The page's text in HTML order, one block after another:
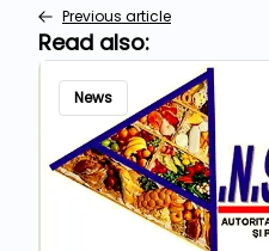
Previous article
Read also:
News